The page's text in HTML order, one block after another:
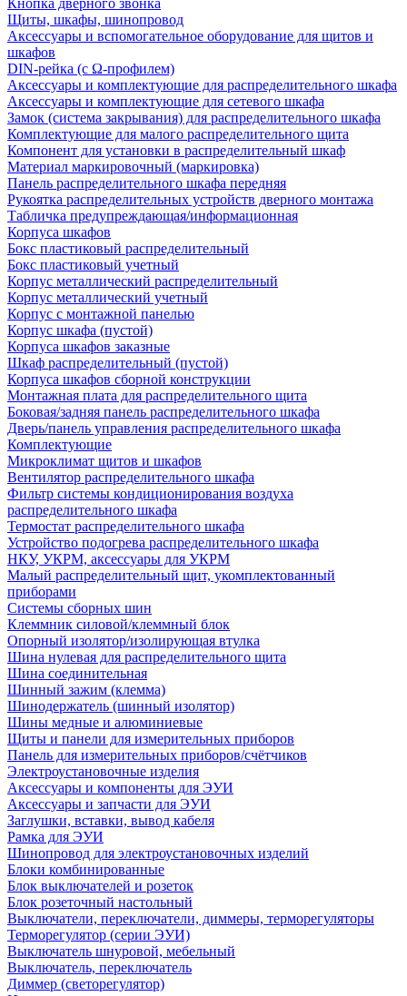
Кнопка дверного звонка
Щиты, шкафы, шинопровод
Аксессуары и вспомогательное оборудование для щитов и
шкафов
DIN-рейка (с Ω-профилем)
Аксессуары и комплектующие для распределительного шкафа
Аксессуары и комплектующие для сетевого шкафа
Замок (система закрывания) для распределительного шкафа
Комплектующие для малого распределительного щита
Компонент для установки в распределительный шкаф
Материал маркировочный (маркировка)
Панель распределительного шкафа передняя
Рукоятка распределительных устройств дверного монтажа
Табличка предупреждающая/информационная
Корпуса шкафов
Бокс пластиковый распределительный
Бокс пластиковый учетный
Корпус металлический распределительный
Корпус металлический учетный
Корпус с монтажной панелью
Корпус шкафа (пустой)
Корпуса шкафов заказные
Шкаф распределительный (пустой)
Корпуса шкафов сборной конструкции
Монтажная плата для распределительного щита
Боковая/задняя панель распределительного шкафа
Дверь/панель управления распределительного шкафа
Комплектующие
Микроклимат щитов и шкафов
Вентилятор распределительного шкафа
Фильтр системы кондиционирования воздуха
распределительного шкафа
Термостат распределительного шкафа
Устройство подогрева распределительного шкафа
НКУ, УКРМ, аксессуары для УКРМ
Малый распределительный щит, укомплектованный
приборами
Системы сборных шин
Клеммник силовой/клеммный блок
Опорный изолятор/изолирующая втулка
Шина нулевая для распределительного щита
Шина соединительная
Шинный зажим (клемма)
Шинодержатель (шинный изолятор)
Шины медные и алюминиевые
Щиты и панели для измерительных приборов
Панель для измерительных приборов/счётчиков
Электроустановочные изделия
Аксессуары и компоненты для ЭУИ
Аксессуары и запчасти для ЭУИ
Заглушки, вставки, вывод кабеля
Рамка для ЭУИ
Шинопровод для электроустановочных изделий
Блоки комбинированные
Блок выключателей и розеток
Блок розеточный настольный
Выключатели, переключатели, диммеры, терморегуляторы
Терморегулятор (серии ЭУИ)
Выключатель шнуровой, мебельный
Выключатель, переключатель
Диммер (светорегулятор)